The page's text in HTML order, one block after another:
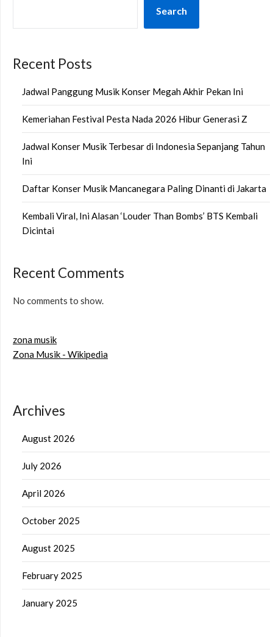
Search
Recent Posts
Jadwal Panggung Musik Konser Megah Akhir Pekan Ini
Kemeriahan Festival Pesta Nada 2026 Hibur Generasi Z
Jadwal Konser Musik Terbesar di Indonesia Sepanjang Tahun
Ini
Daftar Konser Musik Mancanegara Paling Dinanti di Jakarta
Kembali Viral, Ini Alasan ‘Louder Than Bombs’ BTS Kembali
Dicintai
Recent Comments
No comments to show.
zona musik
Zona Musik - Wikipedia
Archives
August 2026
July 2026
April 2026
October 2025
August 2025
February 2025
January 2025